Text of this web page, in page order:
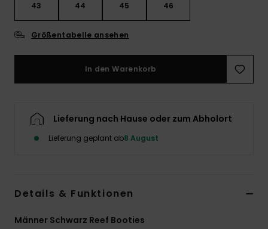
43 44 45 46
Größentabelle ansehen
In den Warenkorb
Lieferung nach Hause oder zum Abholort
Lieferung geplant ab8 August
Details & Funktionen
Männer Schwarz Reef Booties